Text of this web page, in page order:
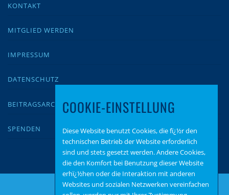
KONTAKT
MITGLIED WERDEN
IMPRESSUM
DATENSCHUTZ
BEITRAGSARCHIV
SPENDEN
COOKIE-EINSTELLUNG
Diese Website benutzt Cookies, die fï¿½r den
technischen Betrieb der Website erforderlich
sind und stets gesetzt werden. Andere Cookies,
die den Komfort bei Benutzung dieser Website
erhï¿½hen oder die Interaktion mit anderen
Websites und sozialen Netzwerken vereinfachen